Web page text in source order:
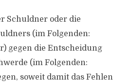
Schuldner oder die
(im Folgenden:
gegen die Entscheidung
(im Folgenden:
soweit damit das Fehlen